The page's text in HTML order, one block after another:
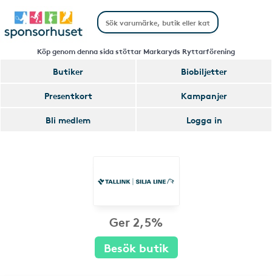
Köp genom denna sida stöttar Markaryds Ryttarförening
Butiker
Biobiljetter
Presentkort
Kampanjer
Bli medlem
Logga in
Ger 2,5%
Besök butik